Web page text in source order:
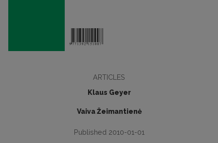
ARTICLES
Klaus Geyer
Vaiva Žeimantienė
Published 2010-01-01